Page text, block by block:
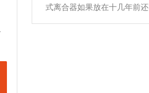
象，机油粘度过小具有很好的
损严重，磨损的半轴容易损坏
响；<&list>3.稳定器的转向
式离合器如果放在十几年前